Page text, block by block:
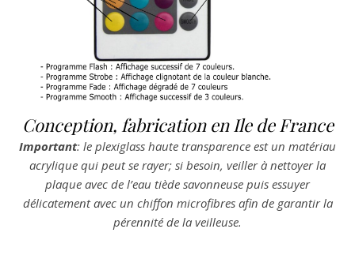
Conception, fabrication en Ile de France
Important: le plexiglass haute transparence est un matériau
acrylique qui peut se rayer; si besoin, veiller à nettoyer la
plaque avec de l’eau tiède savonneuse puis essuyer
délicatement avec un chiffon microfibres afin de garantir la
pérennité de la veilleuse.